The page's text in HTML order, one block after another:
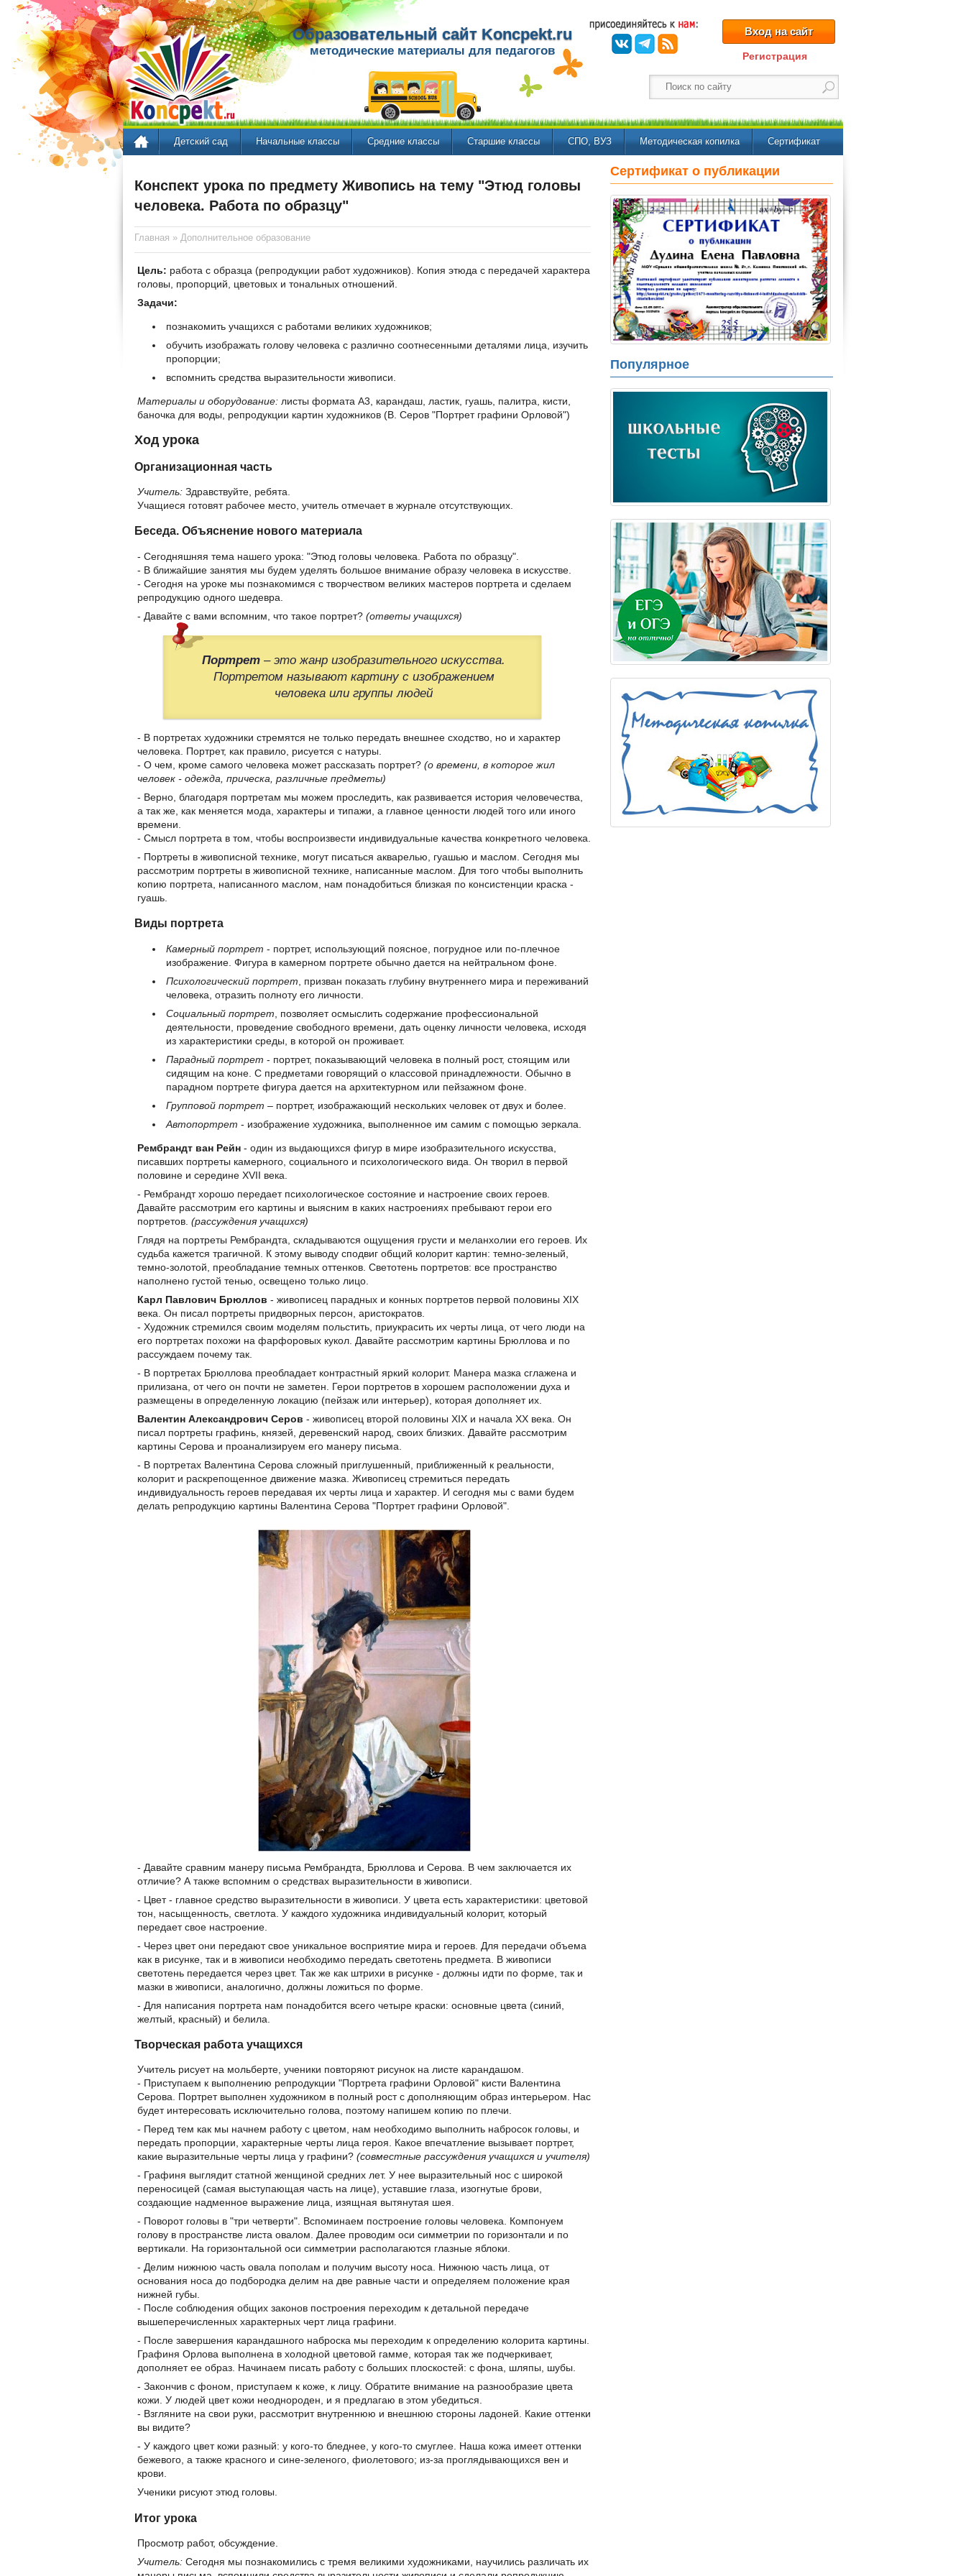
Образовательный сайт Koncpekt.ru
методические материалы для педагогов
Вход на сайт
Регистрация
Детский сад Начальные классы Средние классы Старшие классы СПО, ВУЗ Методическая копилка Сертификат
Конспект урока по предмету Живопись на тему "Этюд головы
человека. Работа по образцу"
Главная » Дополнительное образование
Цель: работа с образца (репродукции работ художников). Копия этюда с передачей характера
головы, пропорций, цветовых и тональных отношений.
Задачи:
познакомить учащихся с работами великих художников;
обучить изображать голову человека с различно соотнесенными деталями лица, изучить
пропорции;
вспомнить средства выразительности живописи.
Материалы и оборудование: листы формата А3, карандаш, ластик, гуашь, палитра, кисти,
баночка для воды, репродукции картин художников (В. Серов "Портрет графини Орловой")
Ход урока
Организационная часть
Учитель: Здравствуйте, ребята.
Учащиеся готовят рабочее место, учитель отмечает в журнале отсутствующих.
Беседа. Объяснение нового материала
- Сегодняшняя тема нашего урока: "Этюд головы человека. Работа по образцу".
- В ближайшие занятия мы будем уделять большое внимание образу человека в искусстве.
- Сегодня на уроке мы познакомимся с творчеством великих мастеров портрета и сделаем
репродукцию одного шедевра.
- Давайте с вами вспомним, что такое портрет? (ответы учащихся)
Портрет – это жанр изобразительного искусства.
Портретом называют картину с изображением
человека или группы людей
- В портретах художники стремятся не только передать внешнее сходство, но и характер
человека. Портрет, как правило, рисуется с натуры.
- О чем, кроме самого человека может рассказать портрет? (о времени, в которое жил
человек - одежда, прическа, различные предметы)
- Верно, благодаря портретам мы можем проследить, как развивается история человечества,
а так же, как меняется мода, характеры и типажи, а главное ценности людей того или иного
времени.
- Смысл портрета в том, чтобы воспроизвести индивидуальные качества конкретного человека.
- Портреты в живописной технике, могут писаться акварелью, гуашью и маслом. Сегодня мы
рассмотрим портреты в живописной технике, написанные маслом. Для того чтобы выполнить
копию портрета, написанного маслом, нам понадобиться близкая по консистенции краска -
гуашь.
Виды портрета
Камерный портрет - портрет, использующий поясное, погрудное или по-плечное
изображение. Фигура в камерном портрете обычно дается на нейтральном фоне.
Психологический портрет , призван показать глубину внутреннего мира и переживаний
человека, отразить полноту его личности.
Социальный портрет , позволяет осмыслить содержание профессиональной
деятельности, проведение свободного времени, дать оценку личности человека, исходя
из характеристики среды, в которой он проживает.
Парадный портрет - портрет, показывающий человека в полный рост, стоящим или
сидящим на коне. С предметами говорящий о классовой принадлежности. Обычно в
парадном портрете фигура дается на архитектурном или пейзажном фоне.
Групповой портрет – портрет, изображающий нескольких человек от двух и более.
Автопортрет - изображение художника, выполненное им самим с помощью зеркала.
Рембрандт ван Рейн - один из выдающихся фигур в мире изобразительного искусства,
писавших портреты камерного, социального и психологического вида. Он творил в первой
половине и середине XVII века.
- Рембрандт хорошо передает психологическое состояние и настроение своих героев.
Давайте рассмотрим его картины и выясним в каких настроениях пребывают герои его
портретов. (рассуждения учащихся)
Глядя на портреты Рембрандта, складываются ощущения грусти и меланхолии его героев. Их
судьба кажется трагичной. К этому выводу сподвиг общий колорит картин: темно-зеленый,
темно-золотой, преобладание темных оттенков. Светотень портретов: все пространство
наполнено густой тенью, освещено только лицо.
Карл Павлович Брюллов - живописец парадных и конных портретов первой половины XIX
века. Он писал портреты придворных персон, аристократов.
- Художник стремился своим моделям польстить, приукрасить их черты лица, от чего люди на
его портретах похожи на фарфоровых кукол. Давайте рассмотрим картины Брюллова и по
рассуждаем почему так.
- В портретах Брюллова преобладает контрастный яркий колорит. Манера мазка сглажена и
прилизана, от чего он почти не заметен. Герои портретов в хорошем расположении духа и
размещены в определенную локацию (пейзаж или интерьер), которая дополняет их.
Валентин Александрович Серов - живописец второй половины XIX и начала XX века. Он
писал портреты графинь, князей, деревенский народ, своих близких. Давайте рассмотрим
картины Серова и проанализируем его манеру письма.
- В портретах Валентина Серова сложный приглушенный, приближенный к реальности,
колорит и раскрепощенное движение мазка. Живописец стремиться передать
индивидуальность героев передавая их черты лица и характер. И сегодня мы с вами будем
делать репродукцию картины Валентина Серова "Портрет графини Орловой".
- Давайте сравним манеру письма Рембрандта, Брюллова и Серова. В чем заключается их
отличие? А также вспомним о средствах выразительности в живописи.
- Цвет - главное средство выразительности в живописи. У цвета есть характеристики: цветовой
тон, насыщенность, светлота. У каждого художника индивидуальный колорит, который
передает свое настроение.
- Через цвет они передают свое уникальное восприятие мира и героев. Для передачи объема
как в рисунке, так и в живописи необходимо передать светотень предмета. В живописи
светотень передается через цвет. Так же как штрихи в рисунке - должны идти по форме, так и
мазки в живописи, аналогично, должны ложиться по форме.
- Для написания портрета нам понадобится всего четыре краски: основные цвета (синий,
желтый, красный) и белила.
Творческая работа учащихся
Учитель рисует на мольберте, ученики повторяют рисунок на листе карандашом.
- Приступаем к выполнению репродукции "Портрета графини Орловой" кисти Валентина
Серова. Портрет выполнен художником в полный рост с дополняющим образ интерьером. Нас
будет интересовать исключительно голова, поэтому напишем копию по плечи.
- Перед тем как мы начнем работу с цветом, нам необходимо выполнить набросок головы, и
передать пропорции, характерные черты лица героя. Какое впечатление вызывает портрет,
какие выразительные черты лица у графини? (совместные рассуждения учащихся и учителя)
- Графиня выглядит статной женщиной средних лет. У нее выразительный нос с широкой
переносицей (самая выступающая часть на лице), уставшие глаза, изогнутые брови,
создающие надменное выражение лица, изящная вытянутая шея.
- Поворот головы в "три четверти". Вспоминаем построение головы человека. Компонуем
голову в пространстве листа овалом. Далее проводим оси симметрии по горизонтали и по
вертикали. На горизонтальной оси симметрии располагаются глазные яблоки.
- Делим нижнюю часть овала пополам и получим высоту носа. Нижнюю часть лица, от
основания носа до подбородка делим на две равные части и определяем положение края
нижней губы.
- После соблюдения общих законов построения переходим к детальной передаче
вышеперечисленных характерных черт лица графини.
- После завершения карандашного наброска мы переходим к определению колорита картины.
Графиня Орлова выполнена в холодной цветовой гамме, которая так же подчеркивает,
дополняет ее образ. Начинаем писать работу с больших плоскостей: с фона, шляпы, шубы.
- Закончив с фоном, приступаем к коже, к лицу. Обратите внимание на разнообразие цвета
кожи. У людей цвет кожи неоднороден, и я предлагаю в этом убедиться.
- Взгляните на свои руки, рассмотрит внутреннюю и внешнюю стороны ладоней. Какие оттенки
вы видите?
- У каждого цвет кожи разный: у кого-то бледнее, у кого-то смуглее. Наша кожа имеет оттенки
бежевого, а также красного и сине-зеленого, фиолетового; из-за проглядывающихся вен и
крови.
Ученики рисуют этюд головы.
Итог урока
Просмотр работ, обсуждение.
Учитель: Сегодня мы познакомились с тремя великими художниками, научились различать их
Сертификат о публикации
Популярное